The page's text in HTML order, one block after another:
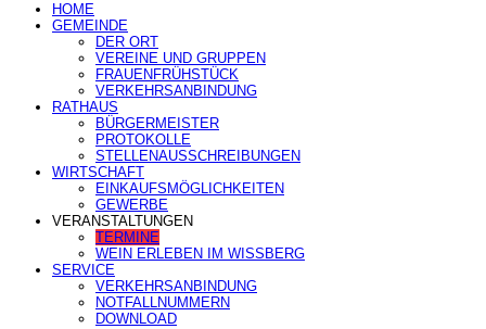
HOME
GEMEINDE
DER ORT
VEREINE UND GRUPPEN
FRAUENFRÜHSTÜCK
VERKEHRSANBINDUNG
RATHAUS
BÜRGERMEISTER
PROTOKOLLE
STELLENAUSSCHREIBUNGEN
WIRTSCHAFT
EINKAUFSMÖGLICHKEITEN
GEWERBE
VERANSTALTUNGEN
TERMINE
WEIN ERLEBEN IM WISSBERG
SERVICE
VERKEHRSANBINDUNG
NOTFALLNUMMERN
DOWNLOAD